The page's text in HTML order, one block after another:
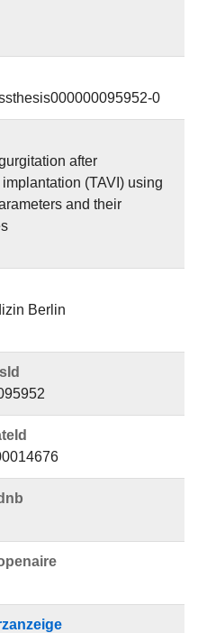
0
after
(TAVI) using
and their
Berlin